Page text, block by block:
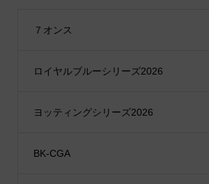
７オンス
ロイヤルブルーシリーズ2026
ヨッティングシリーズ2026
BK-CGA